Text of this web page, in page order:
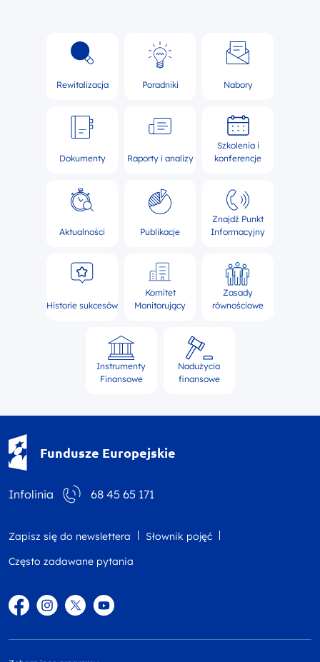
Rewitalizacja Poradniki Nabory
Dokumenty Raporty i analizy
Szkolenia i
konferencje
Aktualności Publikacje
Znajdź Punkt
Informacyjny
Historie sukcesów
Komitet
Monitorujący
Zasady
równościowe
Instrumenty
Finansowe
Nadużycia
finansowe
Fundusze Europejskie
Infolinia 68 45 65 171
Zapisz się do newslettera
Słownik pojęć
Często zadawane pytania
FacebookInstagram
TwitterYouTube